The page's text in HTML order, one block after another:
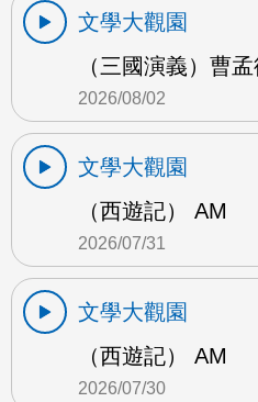
文學大觀園
（三國演義）曹
2026/08/02
文學大觀園
（西遊記） AM
2026/07/31
文學大觀園
（西遊記） AM
2026/07/30